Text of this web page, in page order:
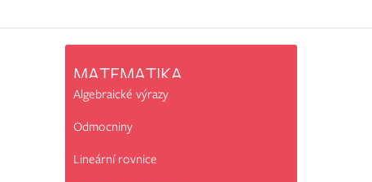
MATEMATIKA
Algebraické výrazy
Odmocniny
Lineární rovnice